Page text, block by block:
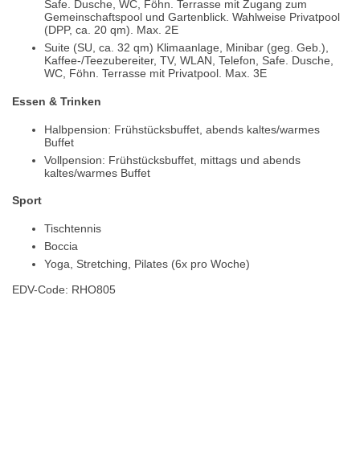
Safe. Dusche, WC, Föhn. Terrasse mit Zugang zum
Gemeinschaftspool und Gartenblick. Wahlweise Privatpool
(DPP, ca. 20 qm). Max. 2E
Suite (SU, ca. 32 qm) Klimaanlage, Minibar (geg. Geb.),
Kaffee-/Teezubereiter, TV, WLAN, Telefon, Safe. Dusche,
WC, Föhn. Terrasse mit Privatpool. Max. 3E
Essen & Trinken
Halbpension: Frühstücksbuffet, abends kaltes/warmes
Buffet
Vollpension: Frühstücksbuffet, mittags und abends
kaltes/warmes Buffet
Sport
Tischtennis
Boccia
Yoga, Stretching, Pilates (6x pro Woche)
EDV-Code: RHO805